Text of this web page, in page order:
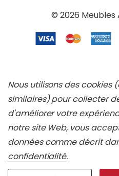
© 2026 Meubles
Nous utilisons des cookies
similaires) pour collecter
d'améliorer votre
notre site Web, vous
données comme décrit
confidentialité.